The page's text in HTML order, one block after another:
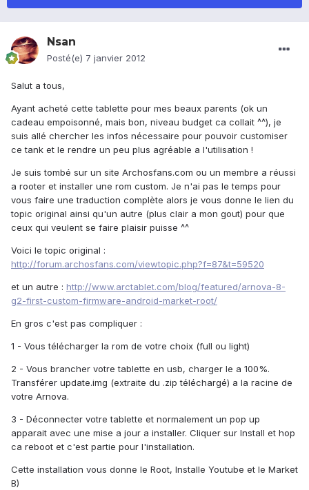
Nsan
Posté(e) 7 janvier 2012
Salut a tous,
Ayant acheté cette tablette pour mes beaux parents (ok un
cadeau empoisonné, mais bon, niveau budget ca collait ^^), je
suis allé chercher les infos nécessaire pour pouvoir customiser
ce tank et le rendre un peu plus agréable a l'utilisation !
Je suis tombé sur un site Archosfans.com ou un membre a réussi
a rooter et installer une rom custom. Je n'ai pas le temps pour
vous faire une traduction complète alors je vous donne le lien du
topic original ainsi qu'un autre (plus clair a mon gout) pour que
ceux qui veulent se faire plaisir puisse ^^
Voici le topic original :
http://forum.archosfans.com/viewtopic.php?f=87&t=59520
et un autre : http://www.arctablet.com/blog/featured/arnova-8-
g2-first-custom-firmware-android-market-root/
En gros c'est pas compliquer :
1 - Vous télécharger la rom de votre choix (full ou light)
2 - Vous brancher votre tablette en usb, charger le a 100%.
Transférer update.img (extraite du .zip téléchargé) a la racine de
votre Arnova.
3 - Déconnecter votre tablette et normalement un pop up
apparait avec une mise a jour a installer. Cliquer sur Install et hop
ca reboot et c'est partie pour l'installation.
Cette installation vous donne le Root, Installe Youtube et le Market
B)